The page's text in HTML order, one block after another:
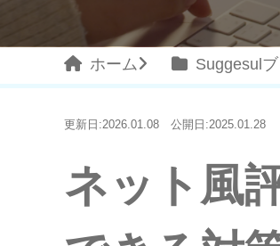
ホーム Suggesul
更新日:2026.01.08 公開日:2025.01.28
ネット風